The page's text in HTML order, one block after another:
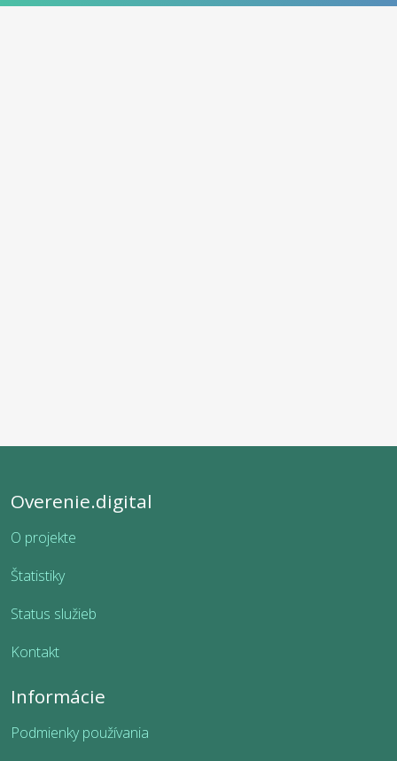
Overenie.digital
O projekte
Štatistiky
Status služieb
Kontakt
Informácie
Podmienky používania